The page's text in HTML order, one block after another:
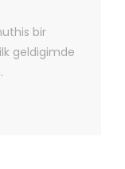
bir
geldigimde